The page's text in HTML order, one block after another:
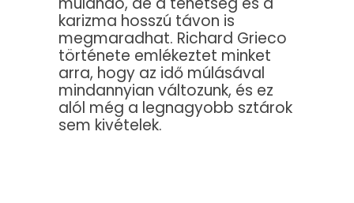
karizma hosszú távon is
megmaradhat. Richard Grieco
története emlékeztet minket
arra, hogy az idő múlásával
mindannyian változunk, és ez
alól még a legnagyobb sztárok
sem kivételek.